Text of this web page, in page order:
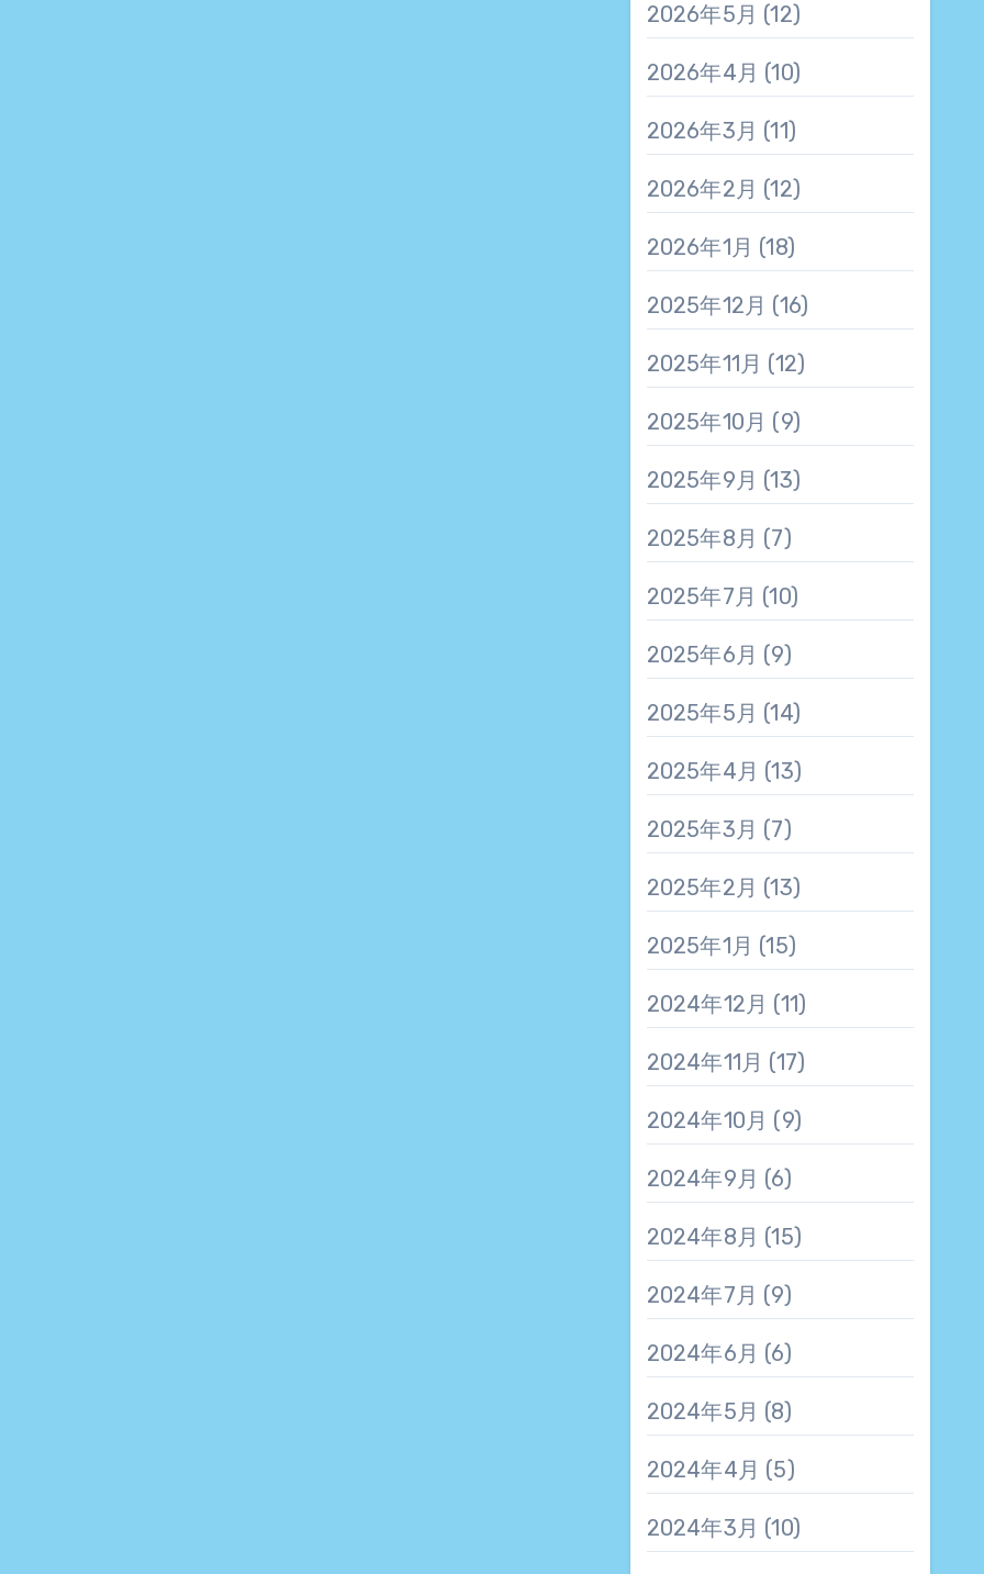
2026年5月 (12)
2026年4月 (10)
2026年3月 (11)
2026年2月 (12)
2026年1月 (18)
2025年12月 (16)
2025年11月 (12)
2025年10月 (9)
2025年9月 (13)
2025年8月 (7)
2025年7月 (10)
2025年6月 (9)
2025年5月 (14)
2025年4月 (13)
2025年3月 (7)
2025年2月 (13)
2025年1月 (15)
2024年12月 (11)
2024年11月 (17)
2024年10月 (9)
2024年9月 (6)
2024年8月 (15)
2024年7月 (9)
2024年6月 (6)
2024年5月 (8)
2024年4月 (5)
2024年3月 (10)